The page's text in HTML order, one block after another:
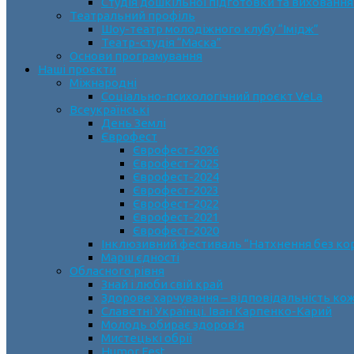
Театральний профіль
Шоу-театр молодіжного клубу “Імідж”
Театр-студія “Маска”
Основи програмування
Наші проєкти
Міжнародні
Соціально-психологічний проєкт VeLa
Всеукраїнські
День Землі
Єврофест
Єврофест-2026
Єврофест-2025
Єврофест-2024
Єврофест-2023
Єврофест-2022
Єврофест-2021
Єврофест-2020
Інклюзивний фестиваль “Натхнення без
Марш єдності
Обласного рівня
Знай і люби свій край
Здорове харчування – відповідальність
Славетні Українці. Іван Карпенко-Карий
Молодь обирає здоров’я
Мистецькі обрії
Humor Fest